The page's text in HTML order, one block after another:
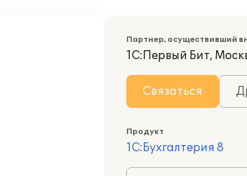
Партнер, осуществивший
1С:Первый Бит,
Связаться
Продукт
1С:Бухгалтерия 8